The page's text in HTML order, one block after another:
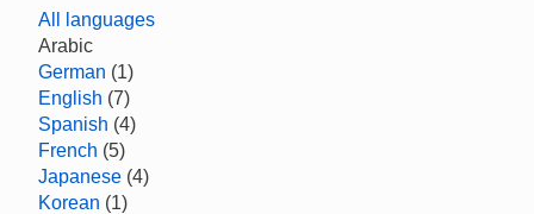
All languages
Arabic
German (1)
English (7)
Spanish (4)
French (5)
Japanese (4)
Korean (1)